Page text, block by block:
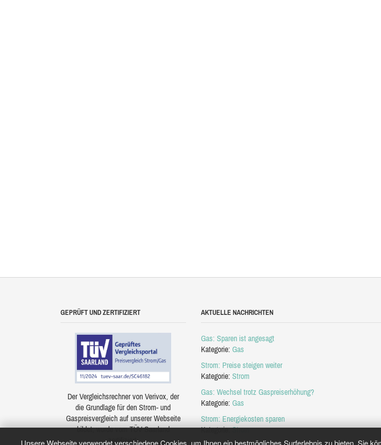
Unsere Webseite verwendet verschiedene Cookies, um Ihnen ein bestmögliches Surferlebnis zu bieten. Sie
GEPRÜFT UND ZERTIFIZIERT
Der Vergleichsrechner von Verivox, der
die Grundlage für den Strom- und
Gaspreisvergleich auf unserer Webseite
bildet, wurde vom TÜV Saarland
zertifiziert.
AKTUELLE NACHRICHTEN
Gas: Sparen ist angesagt
Kategorie: Gas
Strom: Preise steigen weiter
Kategorie: Strom
Gas: Wechsel trotz Gaspreiserhöhung?
Kategorie: Gas
Strom: Energiekosten sparen
Kategorie:Strom